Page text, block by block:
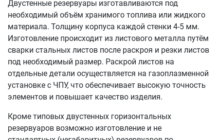
необходимый объём хранимого топлива или жидкого
материала. Толщину корпуса каждой стенки 4-5 мм.
Изготовление происходит из листового металла путём
сварки стальных листов после раскроя и резки листов
под необходимый размер. Раскрой листов на
отдельные детали осуществляется на газоплазменной
установке с ЧПУ, что обеспечивает высокую точность
элементов и повышает качество изделия.
резервуаров возможно изготовление и не
стандартных (негабаритных) резервуаров по